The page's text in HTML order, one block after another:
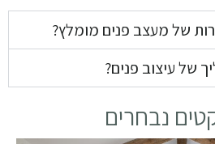
של מעצב פנים מומלץ?
של עיצוב פנים?
נבחרים